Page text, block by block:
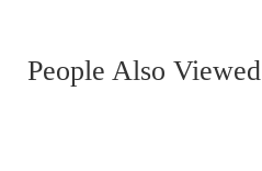
People Also Viewed